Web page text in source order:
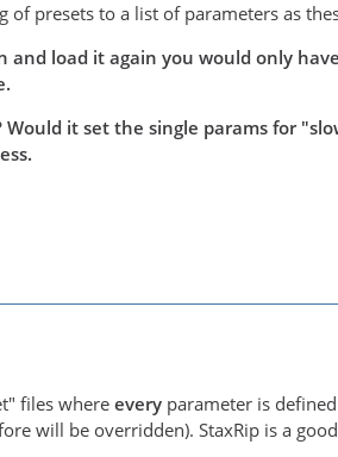
presets to a list of parameters as
load it again you would only
it set the single params for
files where every parameter is
will be overridden). StaxRip is a